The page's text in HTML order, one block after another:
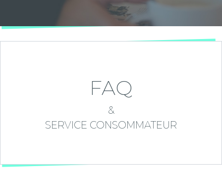
FAQ
&
SERVICE CONSOMMATEUR